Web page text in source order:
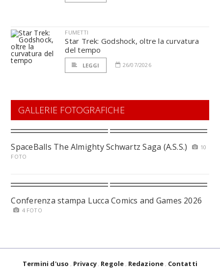
FUMETTI
Star Trek: Godshock, oltre la curvatura
del tempo
LEGGI 26/07/2026
GALLERIE FOTOGRAFICHE
SpaceBalls The Almighty Schwartz Saga (A.S.S.)
10
FOTO
Conferenza stampa Lucca Comics and Games 2026
4 FOTO
Termini d'uso Privacy Regole Redazione Contatti